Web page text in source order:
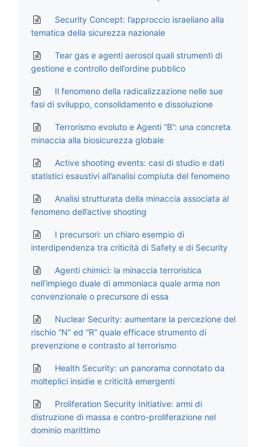
Security Concept: l’approccio israeliano alla
tematica della sicurezza nazionale
Tear gas e agenti aerosol quali strumenti di
gestione e controllo dell’ordine pubblico
Il fenomeno della radicalizzazione nelle sue
fasi di sviluppo, consolidamento e dissoluzione
Terrorismo evoluto e Agenti “B”: una concreta
minaccia alla biosicurezza globale
Active shooting events: casi di studio e dati
statistici esaustivi all’analisi compiuta del fenomeno
Analisi strutturata della minaccia associata al
fenomeno dell’active shooting
I precursori: un chiaro esempio di
interdipendenza tra criticità di Safety e di Security
Agenti chimici: la minaccia terroristica
nell’impiego duale di ammoniaca quale arma non
convenzionale o precursore di essa
Nuclear Security: aumentare la percezione del
rischio “N” ed “R” quale efficace strumento di
prevenzione e contrasto al terrorismo
Health Security: un panorama connotato da
molteplici insidie e criticità emergenti
Proliferation Security Initiative: armi di
distruzione di massa e contro-proliferazione nel
dominio marittimo